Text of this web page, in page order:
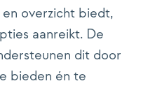
overzicht biedt,
aanreikt. De
dit door
bieden én te